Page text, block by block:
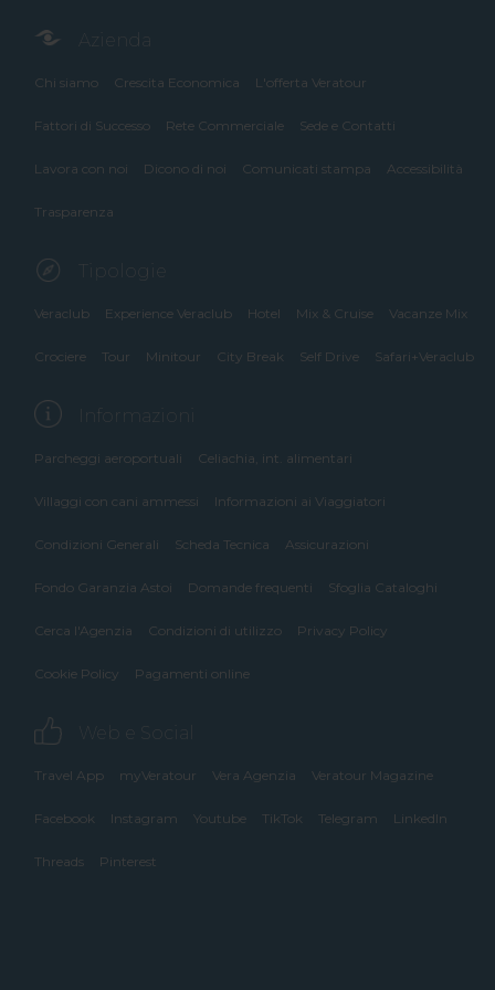
Azienda
Chi siamo Crescita Economica L'offerta Veratour
Fattori di Successo Rete Commerciale Sede e Contatti
Lavora con noi Dicono di noi Comunicati stampa Accessibilità
Trasparenza
Tipologie
Veraclub Experience Veraclub Hotel Mix & Cruise Vacanze Mix
Crociere Tour Minitour City Break Self Drive Safari+Veraclub
Informazioni
Parcheggi aeroportuali Celiachia, int. alimentari
Villaggi con cani ammessi Informazioni ai Viaggiatori
Condizioni Generali Scheda Tecnica Assicurazioni
Fondo Garanzia Astoi Domande frequenti Sfoglia Cataloghi
Cerca l'Agenzia Condizioni di utilizzo Privacy Policy
Cookie Policy Pagamenti online
Web e Social
Travel App myVeratour Vera Agenzia Veratour Magazine
Facebook Instagram Youtube TikTok Telegram LinkedIn
Threads Pinterest